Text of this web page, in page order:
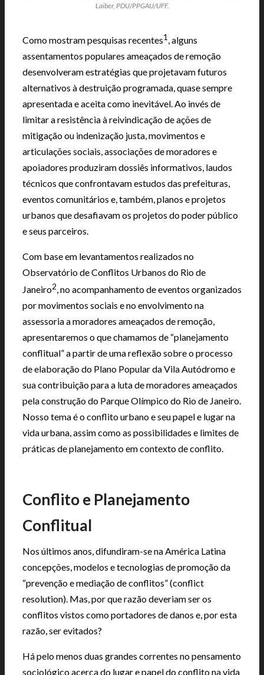
Laiber, PDU/PPGAU/UFF.
Como mostram pesquisas recentes1 , alguns
assentamentos populares ameaçados de remoção
desenvolveram estratégias que projetavam futuros
alternativos à destruição programada, quase sempre
apresentada e aceita como inevitável. Ao invés de
limitar a resistência à reivindicação de ações de
mitigação ou indenização justa, movimentos e
articulações sociais, associações de moradores e
apoiadores produziram dossiês informativos, laudos
técnicos que confrontavam estudos das prefeituras,
eventos comunitários e, também, planos e projetos
urbanos que desafiavam os projetos do poder público
e seus parceiros.
Com base em levantamentos realizados no
Observatório de Conflitos Urbanos do Rio de
Janeiro2, no acompanhamento de eventos organizados
por movimentos sociais e no envolvimento na
assessoria a moradores ameaçados de remoção,
apresentaremos o que chamamos de “planejamento
conflitual” a partir de uma reflexão sobre o processo
de elaboração do Plano Popular da Vila Autódromo e
sua contribuição para a luta de moradores ameaçados
pela construção do Parque Olímpico do Rio de Janeiro.
Nosso tema é o conflito urbano e seu papel e lugar na
vida urbana, assim como as possibilidades e limites de
práticas de planejamento em contexto de conflito.
Conflito e Planejamento
Conflitual
Nos últimos anos, difundiram-se na América Latina
concepções, modelos e tecnologias de promoção da
“prevenção e mediação de conflitos” (conflict
resolution). Mas, por que razão deveriam ser os
conflitos vistos como portadores de danos e, por esta
razão, ser evitados?
Há pelo menos duas grandes correntes no pensamento
sociológico acerca do lugar e papel do conflito na vida